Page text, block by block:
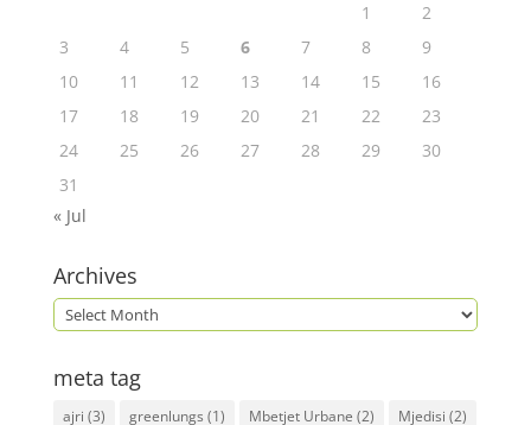
1
2
3
4 5 6 7 8
9
10
11 12 13 14 15
16
17
18 19 20 21 22
23
24
25 26 27 28 29
30
31
« Jul
Archives
meta tag
ajri (3) greenlungs (1) Mbetjet Urbane (2) Mjedisi (2)